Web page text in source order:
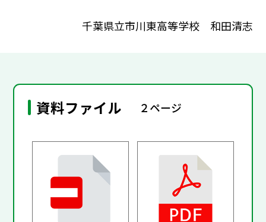
千葉県立市川東高等学校 和田清志
資料ファイル ２ページ